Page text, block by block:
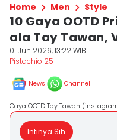
Home Men Style
10 Gaya OOTD
ala Tay Tawan,
01 Jun 2026, 13:22 WIB
Pistachio 25
News Channel
Gaya OOTD Tay Tawan
Intinya Sih